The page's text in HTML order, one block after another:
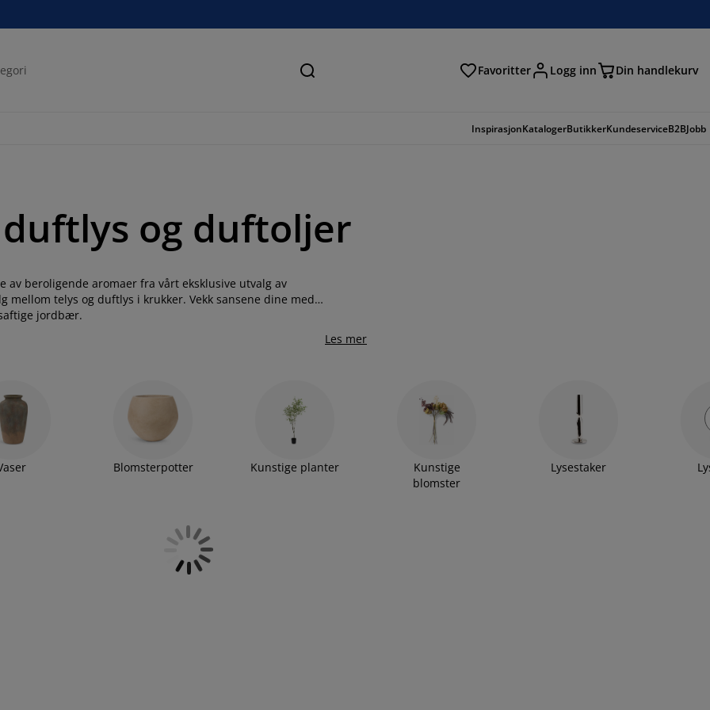
Søk Favoritter Logg inn Din handlekurv
InspirasjonKatalogerButikkerKundeserviceB2BJobb
og duftoljer
beroligende aromaer fra vårt eksklusive utvalg av
telys og duftlys i krukker. Vekk sansene dine med
jordbær.
Les mer
Blomsterpotter Kunstige planter
Kunstige
blomster
Lysestaker